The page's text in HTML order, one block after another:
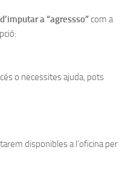
a “agressso”com a
o necessites ajuda, pots
disponibles a l’oficina per